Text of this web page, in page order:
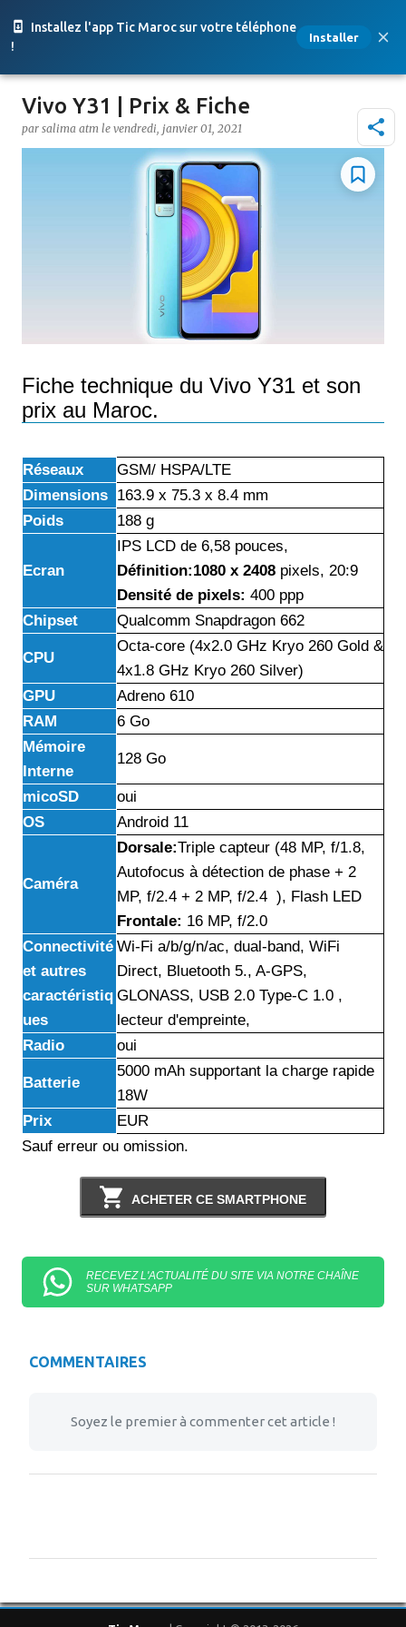
Installez l'app Tic Maroc sur votre téléphone
!
Installer
Accéder au contenu principal
Vivo Y31 | Prix & Fiche
par salima atm le vendredi, janvier 01, 2021
Fiche technique du Vivo Y31 et son
prix au Maroc.
Réseaux
GSM/ HSPA/LTE
Dimensions 163.9 x 75.3 x 8.4 mm
Poids
188 g
Ecran
IPS LCD de 6,58 pouces,
Définition:1080 x 2408 pixels, 20:9
Densité de pixels: 400 ppp
Chipset
Qualcomm Snapdragon 662
CPU
Octa-core (4x2.0 GHz Kryo 260 Gold &
4x1.8 GHz Kryo 260 Silver)
GPU
Adreno 610
RAM
6 Go
Mémoire
Interne
128 Go
micoSD
oui
OS
Android 11
Caméra
Dorsale:Triple capteur (48 MP, f/1.8,
Autofocus à détection de phase + 2
MP, f/2.4 + 2 MP, f/2.4 ), Flash LED
Frontale: 16 MP, f/2.0
Connectivité
et autres
caractéristiq
ues
Wi-Fi a/b/g/n/ac, dual-band, WiFi
Direct, Bluetooth 5., A-GPS,
GLONASS, USB 2.0 Type-C 1.0 ,
lecteur d'empreinte,
Radio
oui
Batterie
5000 mAh supportant la charge rapide
18W
Prix
EUR
Sauf erreur ou omission.
ACHETER CE SMARTPHONE
RECEVEZ L'ACTUALITÉ DU SITE VIA NOTRE CHAÎNE
SUR WHATSAPP
COMMENTAIRES
Soyez le premier à commenter cet article !